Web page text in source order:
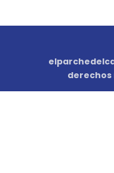
derechos